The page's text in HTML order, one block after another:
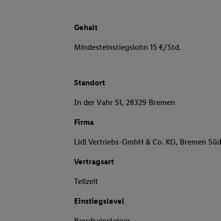
Gehalt
Mindesteinstiegslohn 15 €/Std.
Standort
In der Vahr 51, 28329 Bremen
Firma
Lidl Vertriebs-GmbH & Co. KG, Bremen Süd
Vertragsart
Teilzeit
Einstiegslevel